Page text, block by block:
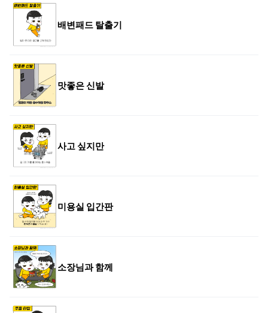
배변패드 탈출기
맛좋은 신발
사고 싶지만
미용실 입간판
소장님과 함께